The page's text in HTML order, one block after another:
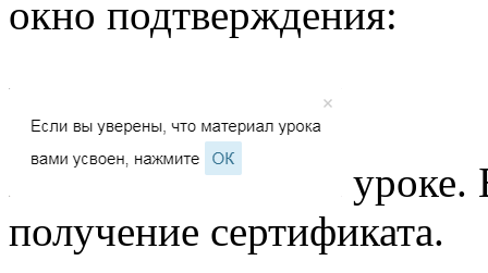
окно подтверждения:
уроке.
получение сертификата.